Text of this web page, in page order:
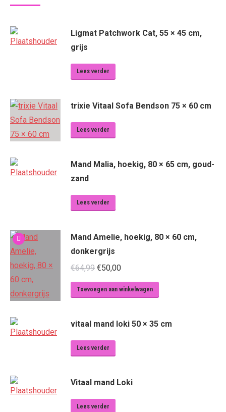
Ligmat Patchwork Cat, 55 × 45 cm,
grijs
Lees verder
trixie Vitaal Sofa Bendson 75 × 60 cm
Lees verder
Mand Malia, hoekig, 80 × 65 cm, goud-
zand
Lees verder
Mand Amelie, hoekig, 80 × 60 cm,
donkergrijs
€64,99 Oorspronkelijke
prijs
was:
€50,00Huidige
prijs
is:
Toevoegen aan winkelwagen
vitaal mand loki 50 × 35 cm
Lees verder
Vitaal mand Loki
Lees verder